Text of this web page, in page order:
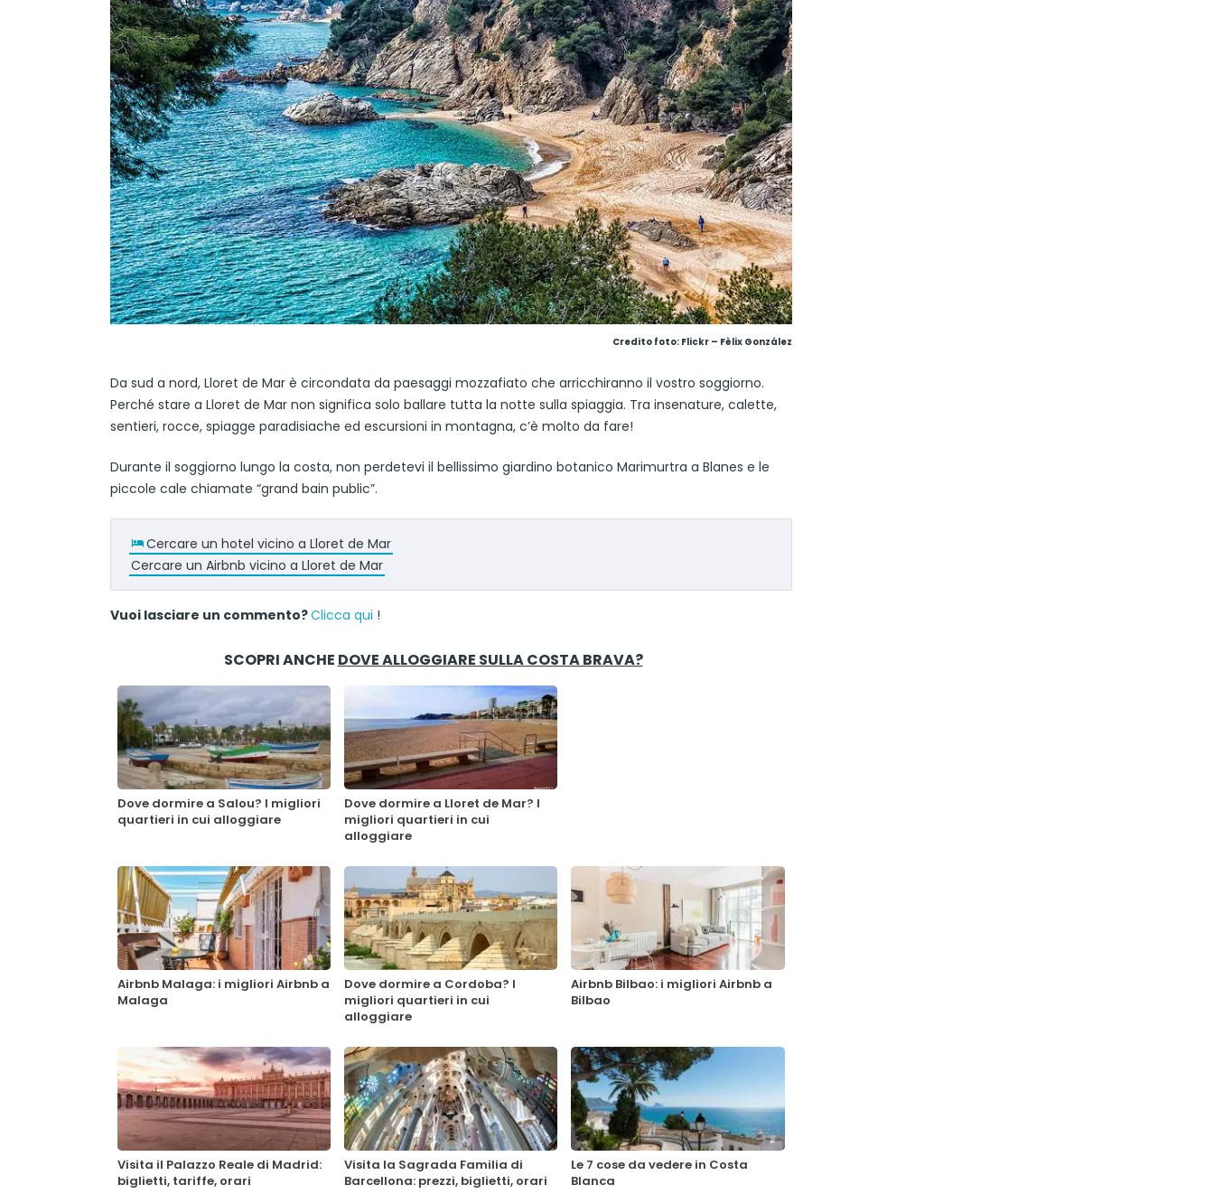
Credito foto: Flickr – Fèlix González
Da sud a nord, Lloret de Mar è circondata da paesaggi mozzafiato che arricchiranno il vostro soggiorno.
Perché stare a Lloret de Mar non significa solo ballare tutta la notte sulla spiaggia. Tra insenature, calette,
sentieri, rocce, spiagge paradisiache ed escursioni in montagna, c’è molto da fare!
Durante il soggiorno lungo la costa, non perdetevi il bellissimo giardino botanico Marimurtra a Blanes e le
piccole cale chiamate “grand bain public”.
Cercare un hotel vicino a Lloret de Mar
Cercare un Airbnb vicino a Lloret de Mar
Vuoi lasciare un commento?Clicca qui !
SCOPRI ANCHE DOVE ALLOGGIARE SULLA COSTA BRAVA?
Dove dormire a Salou? I migliori
quartieri in cui alloggiare
Dove dormire a Lloret de Mar? I
migliori quartieri in cui
alloggiare
Airbnb Malaga: i migliori Airbnb a
Malaga
Dove dormire a Cordoba? I
migliori quartieri in cui
alloggiare
Airbnb Bilbao: i migliori Airbnb a
Bilbao
Visita il Palazzo Reale di Madrid:
biglietti, tariffe, orari
Visita la Sagrada Familia di
Barcellona: prezzi, biglietti, orari
Le 7 cose da vedere in Costa
Blanca